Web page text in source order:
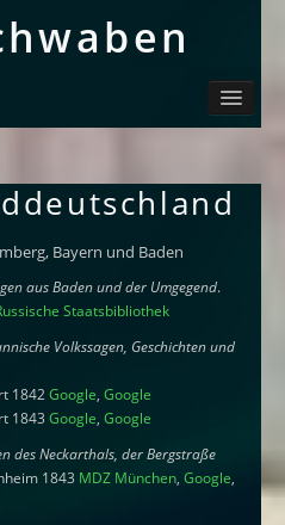
Geschichte(n)
Bayern und Baden
aus Baden und der Umgegend.
Staatsbibliothek
Volkssagen, Geschichten und
1842Google,Google
1843Google,Google
des Neckarthals, der Bergstraße
1843 MDZ München,Google,